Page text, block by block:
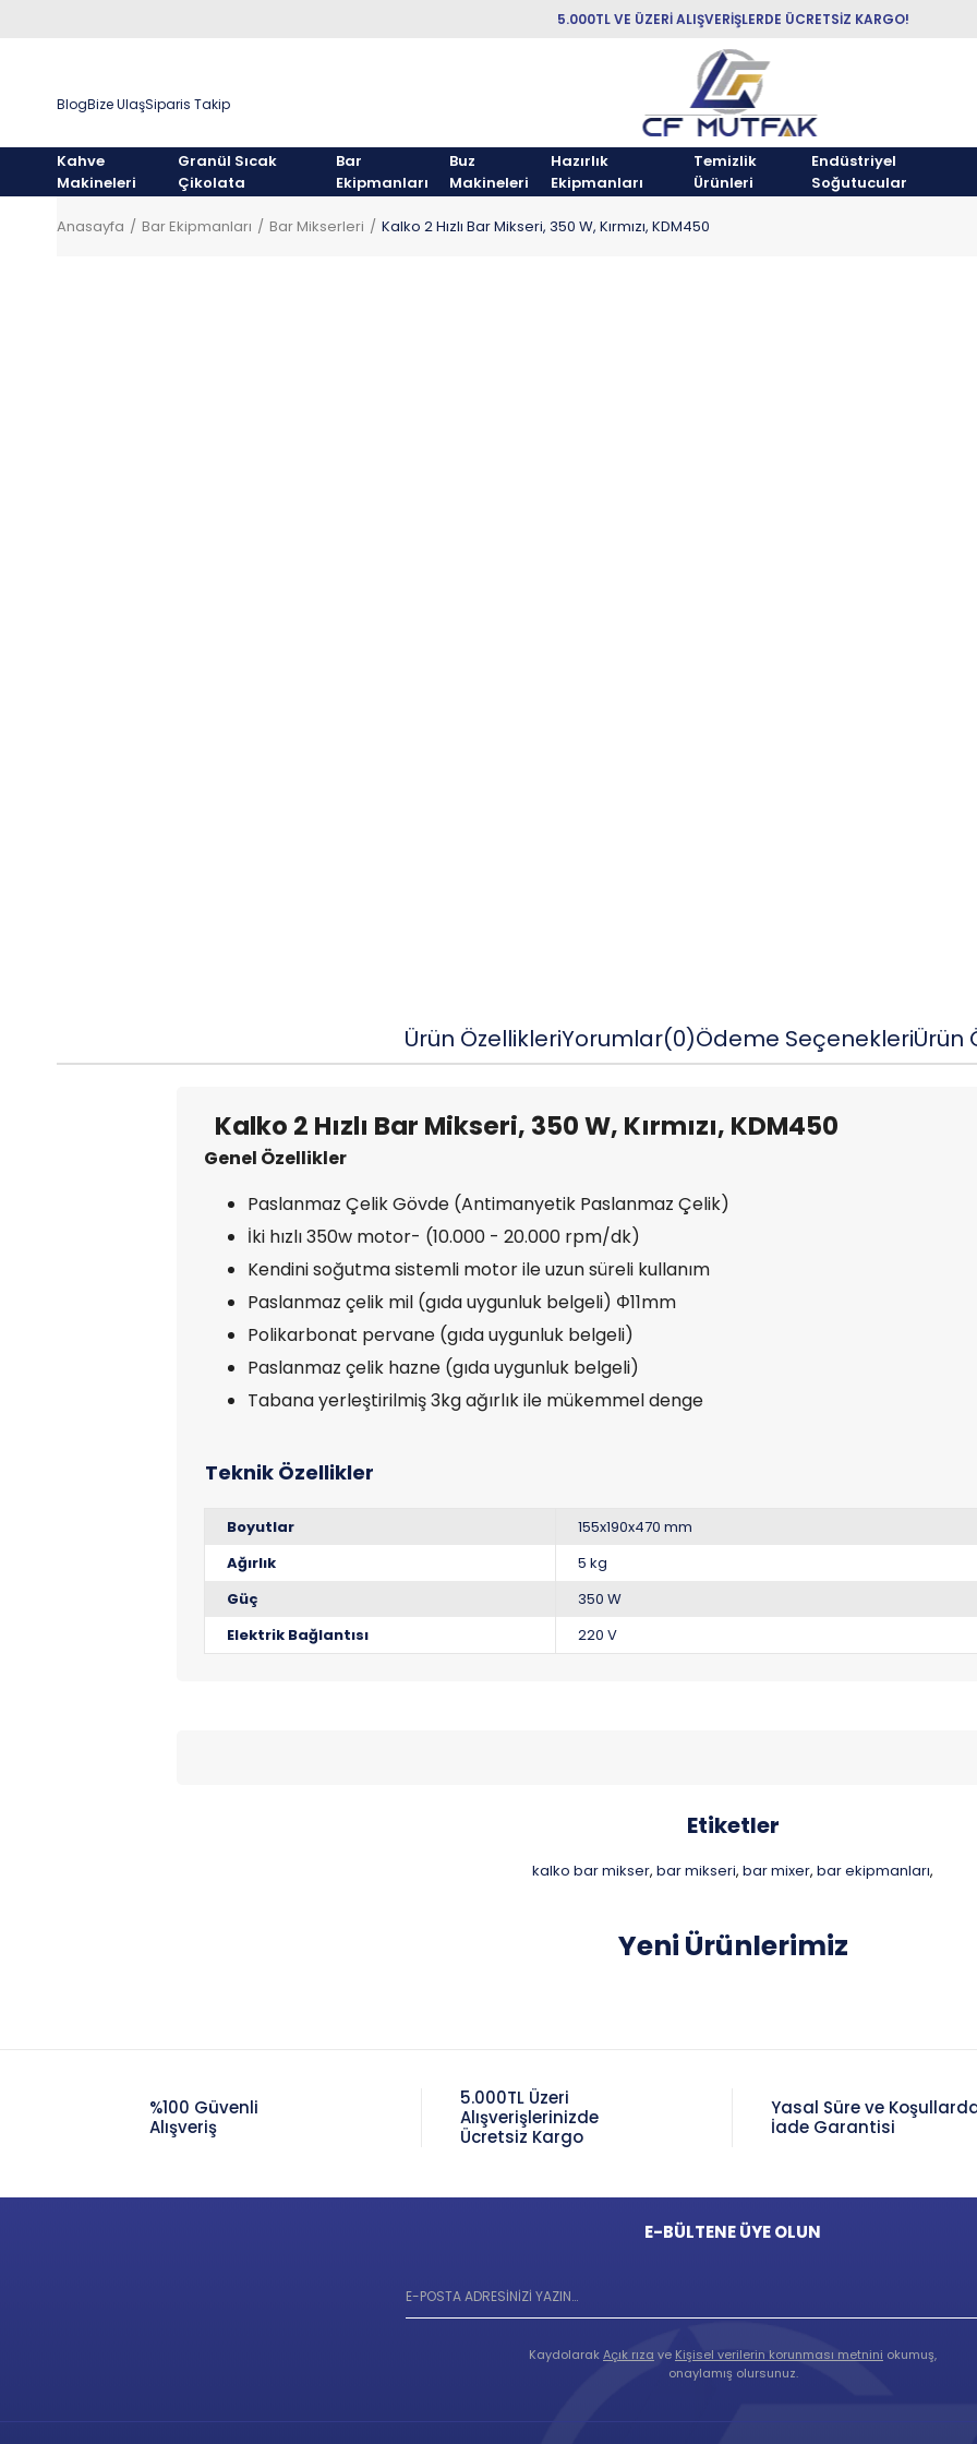
5.000TL VE ÜZERİ ALIŞVERİŞLERDE ÜCRETSİZ KARGO!
BlogBize UlaşSiparis Takip
Kahve
Makineleri
Granül Sıcak
Çikolata
Bar
Ekipmanları
Buz
Makineleri
Hazırlık
Ekipmanları
Temizlik
Ürünleri
Endüstriyel
Soğutucular
Anasayfa Bar Ekipmanları Bar Mikserleri Kalko 2 Hızlı Bar Mikseri, 350 W, Kırmızı, KDM450
Ürün ÖzellikleriYorumlar(0)Ödeme SeçenekleriÜrün
Kalko 2 Hızlı Bar Mikseri, 350 W, Kırmızı, KDM450
Genel Özellikler
Paslanmaz Çelik Gövde (Antimanyetik Paslanmaz Çelik)
İki hızlı 350w motor- (10.000 - 20.000 rpm/dk)
Kendini soğutma sistemli motor ile uzun süreli kullanım
Paslanmaz çelik mil (gıda uygunluk belgeli) Φ11mm
Polikarbonat pervane (gıda uygunluk belgeli)
Paslanmaz çelik hazne (gıda uygunluk belgeli)
Tabana yerleştirilmiş 3kg ağırlık ile mükemmel denge
Boyutlar
155x190x470 mm
Ağırlık
5 kg
Güç
350 W
Elektrik Bağlantısı
220 V
Etiketler
kalko bar mikser, bar mikseri, bar mixer, bar ekipmanları,
Yeni Ürünlerimiz
%100 Güvenli
Alışveriş
5.000TL Üzeri
Alışverişlerinizde
Ücretsiz Kargo
Yasal Süre ve
İade Garantisi
E-BÜLTENE ÜYE OLUN
KaydolarakAçık rıza ve Kişisel verilerin korunması metnini okumuş,
onaylamış olursunuz.